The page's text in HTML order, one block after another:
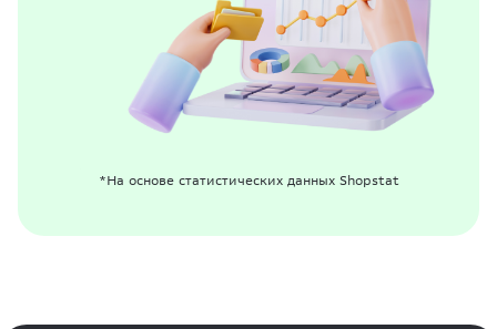
*На основе статистических данных Shopstat